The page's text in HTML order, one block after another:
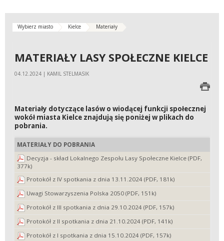
Wybierz miasto Kielce Materiały
MATERIAŁY LASY SPOŁECZNE KIELCE
04.12.2024 | KAMIL STELMASIK
Materiały dotyczące lasów o wiodącej funkcji społecznej
wokół miasta Kielce znajdują się poniżej w plikach do
pobrania.
MATERIAŁY DO POBRANIA
Decyzja - skład Lokalnego Zespołu Lasy Społeczne Kielce (PDF,
377k)
Protokół z IV spotkania z dnia 13.11.2024 (PDF, 181k)
Uwagi Stowarzyszenia Polska 2050 (PDF, 151k)
Protokół z III spotkania z dnia 29.10.2024 (PDF, 157k)
Protokół z II spotkania z dnia 21.10.2024 (PDF, 141k)
Protokół z I spotkania z dnia 15.10.2024 (PDF, 157k)